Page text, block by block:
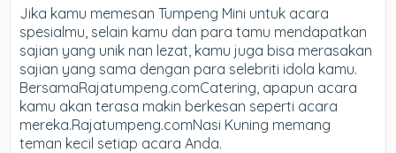
Jika kamu memesan Tumpeng Mini untuk acara
spesialmu, selain kamu dan para tamu mendapatkan
sajian yang unik nan lezat, kamu juga bisa merasakan
sajian yang sama dengan para selebriti idola kamu.
BersamaRajatumpeng.comCatering, apapun acara
kamu akan terasa makin berkesan seperti acara
mereka.Rajatumpeng.comNasi Kuning memang
teman kecil setiap acara Anda.